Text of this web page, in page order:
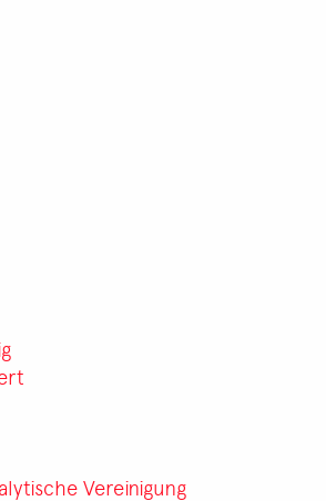
Vereinigung